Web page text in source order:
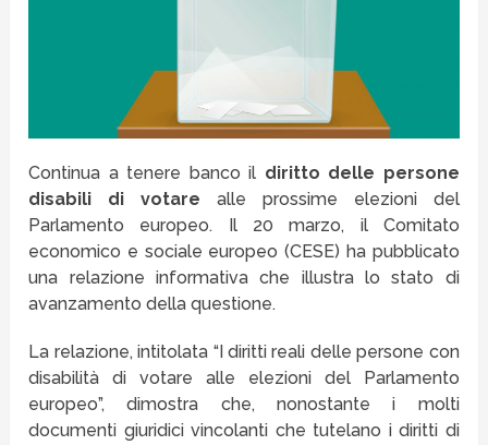
Continua a tenere banco il diritto delle persone
disabili di votare alle prossime elezioni del
Parlamento europeo. Il 20 marzo, il Comitato
economico e sociale europeo (CESE) ha pubblicato
una relazione informativa che illustra lo stato di
avanzamento della questione.
La relazione, intitolata “I diritti reali delle persone con
disabilità di votare alle elezioni del Parlamento
europeo”, dimostra che, nonostante i molti
documenti giuridici vincolanti che tutelano i diritti di